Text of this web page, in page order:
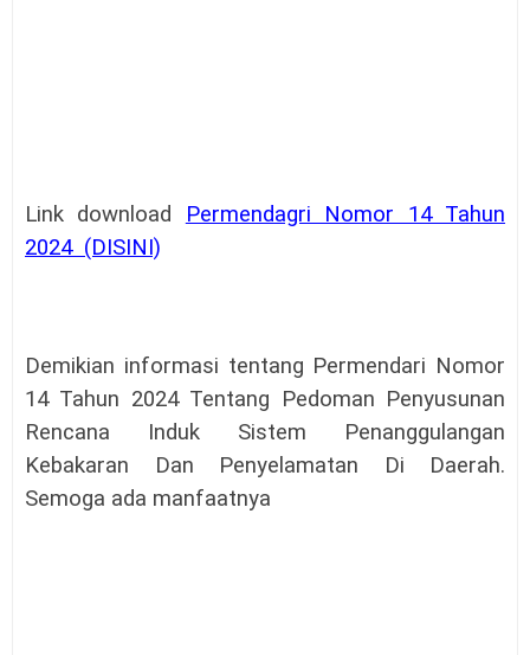
Link download Permendagri Nomor 14 Tahun
2024(DISINI)
Demikian informasi tentang Permendari Nomor
14 Tahun 2024 Tentang Pedoman Penyusunan
Rencana Induk Sistem Penanggulangan
Kebakaran Dan Penyelamatan Di Daerah.
Semoga ada manfaatnya